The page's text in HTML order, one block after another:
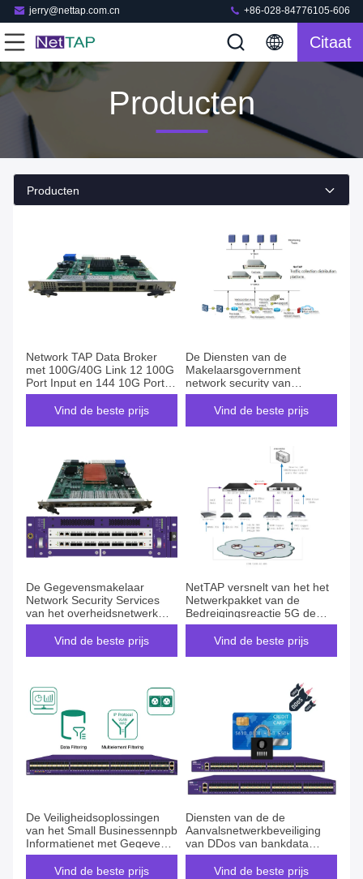
jerry@nettap.com.cn +86-028-84776105-606
Citaat
Producten
Producten
Network TAP Data Broker
met 100G/40G Link 12 100G
Port Input en 144 10G Port
Output voor hoge
snelheidsgegevensverwerking
Vind de beste prijs
De Diensten van de
Makelaarsgovernment
network security van
netwerkgegevens voor de
Bescherming van het
Vind de beste prijs
De Gegevensmakelaar
Network Security Services
van het overheidsnetwerk
voor de Bescherming van het
Gegevensverlies
Vind de beste prijs
NetTAP versnelt van het het
Netwerkpakket van de
Bedreigingsreactie 5G de
Makelaar Bring Security
ServicesVind de beste prijs
De Veiligheidsoplossingen
van het Small Businessennpb
Informatienet met Gegevens
en Pakket het Filtreren
Vind de beste prijs
Diensten van de de
Aanvalsnetwerkbeveiliging
van DDos van bankdata
center de Anti voor
FinancieelVind de beste prijs